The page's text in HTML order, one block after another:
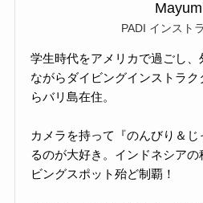
PADI インスト
学生時代をアメリカで過ごし、
ながらダイビングインストラ
らバリ島在住。
カメラを持って『のんびり＆
るのが大好き。インドネシア
ビングスポット殆ど制覇！